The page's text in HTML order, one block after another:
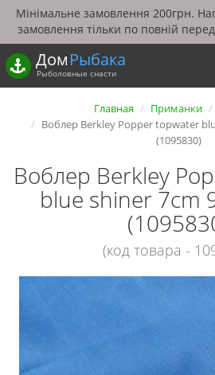
Мінімальне замовлення 200грн.
замовлення тільки по повній
ДомРыбака
Рыболовные снасти
Главная Приманки
Воблер Berkley Popper topwater
(1095830)
Воблер Berkley
blue shiner 7cm
(код товара -